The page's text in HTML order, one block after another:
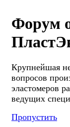
Форум
Крупнейшая
вопросов
эластомеров
ведущих
Пропустить